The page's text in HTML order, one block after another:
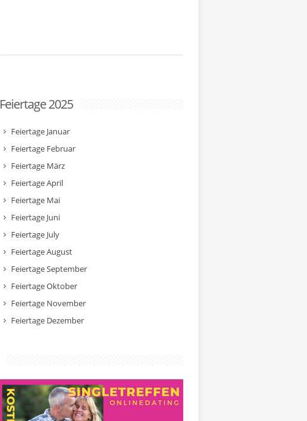
Feiertage 2025
Feiertage Januar
Feiertage Februar
Feiertage März
Feiertage April
Feiertage Mai
Feiertage Juni
Feiertage July
Feiertage August
Feiertage September
Feiertage Oktober
Feiertage November
Feiertage Dezember